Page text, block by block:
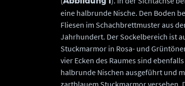
eine halbrunde Nische. Den Boden
Fliesen im Schachbrettmuster aus
Jahrhundert. Der Sockelbereich ist
Stuckmarmor in Rosa- und
vier Ecken des Raumes sind
halbrunde Nischen ausgeführt und
zartblauem Stuckmarmor versehen.